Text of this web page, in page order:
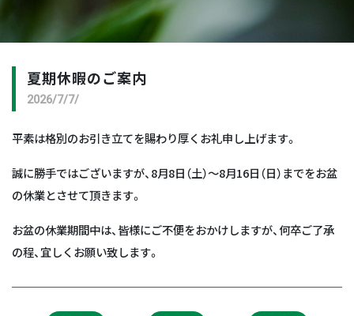
夏期休暇のご案内
2026/7/7/
平素は格別のお引き立てを賜わり厚くお礼申し上げます。
誠に勝手ではございますが、8月8日（土）～8月16日（日）までをお盆
の休業とさせて頂きます。
お盆の休業期間中は、皆様にご不便をおかけしますが、何卒ご了承
の程、宜しくお願い致します。